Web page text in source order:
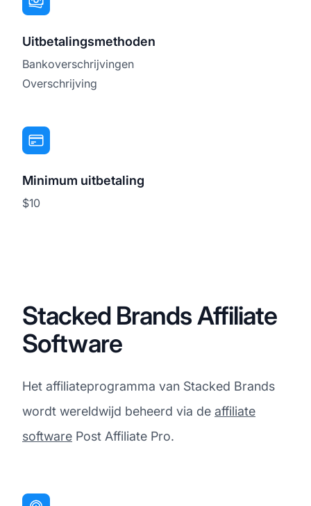
Uitbetalingsmethoden
Bankoverschrijvingen
Overschrijving
Minimum uitbetaling
$10
Stacked Brands Affiliate
Software
Het affiliateprogramma van Stacked Brands
wordt wereldwijd beheerd via de affiliate
software Post Affiliate Pro.